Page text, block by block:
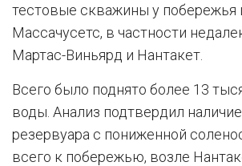
тестовые скважины у побережья
Массачусетс, в частности
Мартас-Виньярд и Нантакет.
Всего было поднято более 13
воды. Анализ подтвердил
резервуара с пониженной
всего к побережью, возле